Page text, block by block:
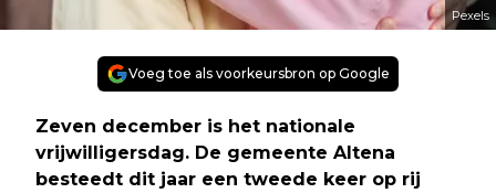
Pexels
Voeg toe als voorkeursbron op Google
Zeven december is het nationale
vrijwilligersdag. De gemeente Altena
besteedt dit jaar een tweede keer op rij